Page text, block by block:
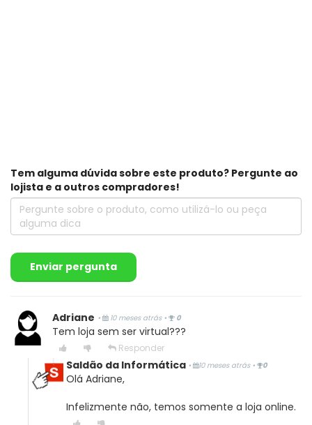
Tem alguma dúvida sobre este produto? Pergunte ao
lojista e a outros compradores!
Enviar pergunta
Adriane • 10 meses atrás • 0
Tem loja sem ser virtual???
Responder
Saldão da Informática • 10 meses atrás • 0
Olá Adriane,
Infelizmente não, temos somente a loja online.